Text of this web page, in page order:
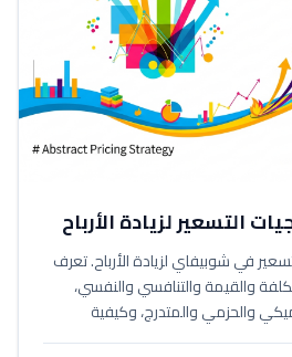
التسعير لزيادة الأرباح
في شوبيفاي لزيادة الأرباح. تعرف
والقيمة والتنافسي والنفسي،
والحزمي والمتدرج، وكيفية
استخدام أدوات التحليل واختبار A/B لتحسين قرارات التسعير وتحقيق